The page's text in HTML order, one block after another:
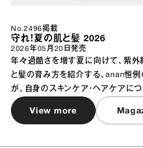
No.2496掲載
守れ！夏の肌と髪 2026
2026年05月20日 発売
年々過酷さを増す夏に向けて、紫
と髪の育み方を紹介する、anan恒
が、自身のスキンケア・ヘアケアに
View more